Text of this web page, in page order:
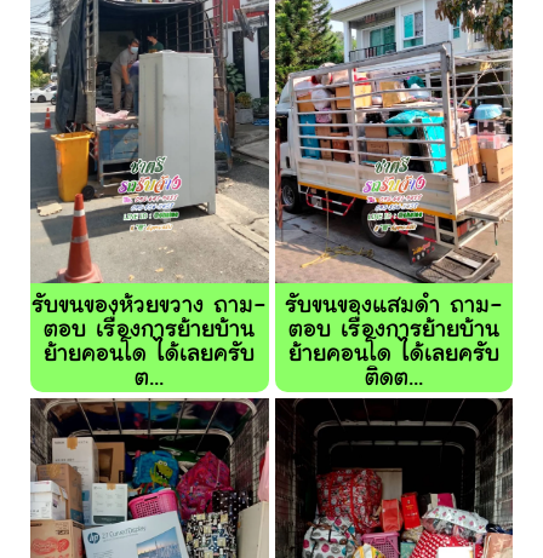
รับขนของห้วยขวาง ถาม-
ตอบ เรื่องการย้ายบ้าน
ย้ายคอนโด ได้เลยครับ
ต...
รับขนของแสมดำ ถาม-
ตอบ เรื่องการย้ายบ้าน
ย้ายคอนโด ได้เลยครับ
ติดต...